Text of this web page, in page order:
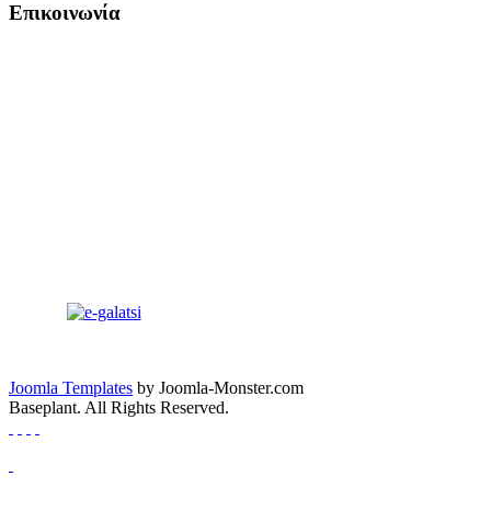
Επικοινωνία
Joomla Templates by Joomla-Monster.com
Baseplant. All Rights Reserved.